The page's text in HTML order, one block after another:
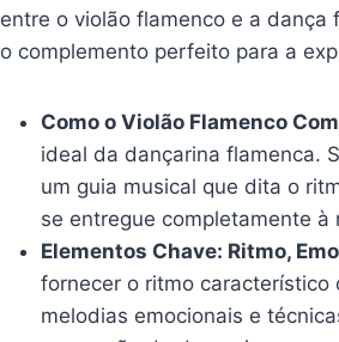
entre o violão flamenco e a
o complemento perfeito para a
Como o Violão Flamenco
ideal da dançarina flamenca.
um guia musical que dita o
se entregue completamente à
Elementos Chave: Ritmo,
fornecer o ritmo
melodias emocionais e